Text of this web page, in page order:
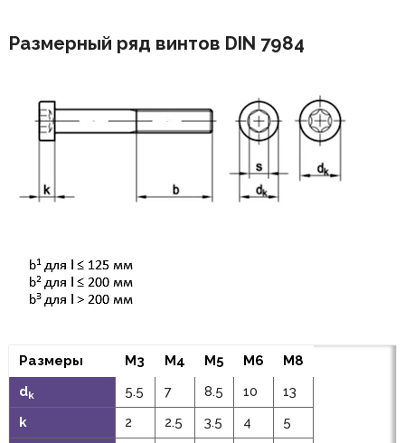
Размерный ряд винтов DIN 7984
Размеры M3 M4 M5 M6
M8
dk 5.5 7 8.5 10
13
k
2 2.5 3.5 4 5